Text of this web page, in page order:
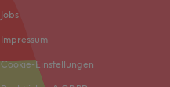
Jobs
Impressum
Cookie-Einstellungen